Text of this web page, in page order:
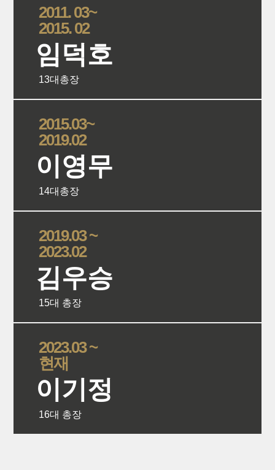
2011. 03~
2015. 02
임덕호
13대총장
2015.03~
2019.02
이영무
14대총장
2019.03 ~
2023.02
김우승
15대 총장
2023.03 ~
현재
이기정
16대 총장